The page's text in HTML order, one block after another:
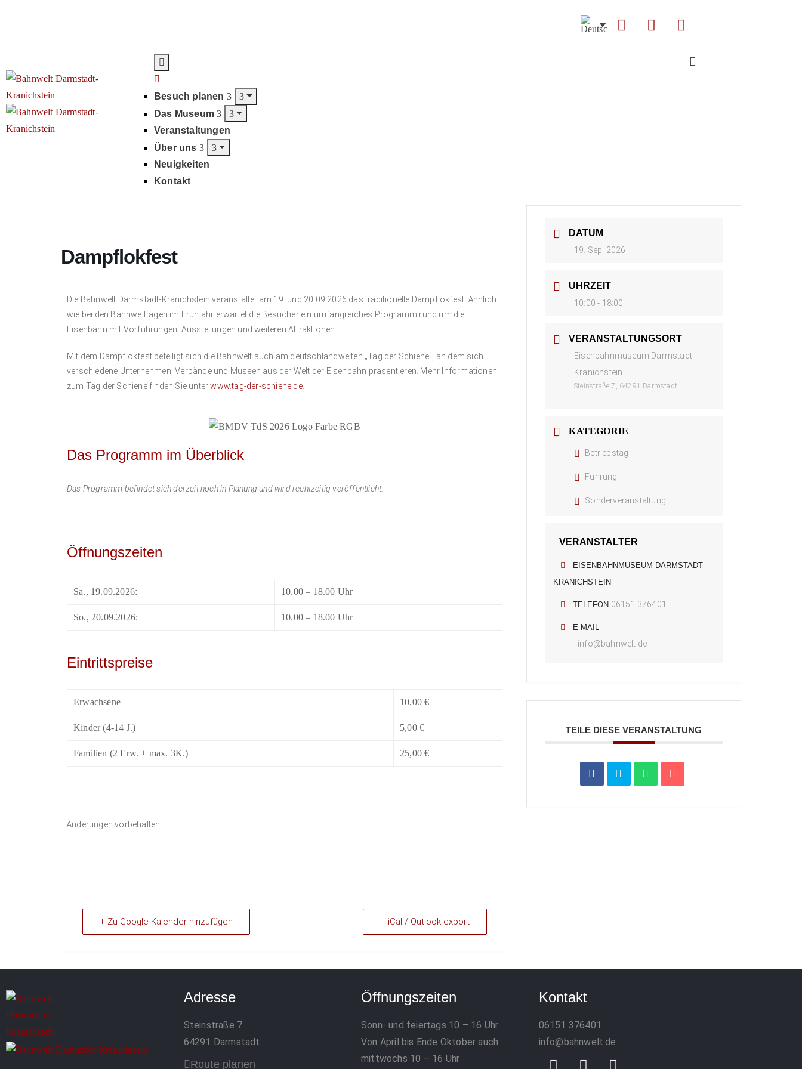
Besuch planen
Das Museum
Veranstaltungen
Über uns
Neuigkeiten
Kontakt
Dampflokfest
Die Bahnwelt Darmstadt-Kranichstein veranstaltet am 19. und 20.09.2026 das traditionelle Dampflokfest. Ähnlich
wie bei den Bahnwelttagen im Frühjahr erwartet die Besucher ein umfangreiches Programm rund um die
Eisenbahn mit Vorführungen, Ausstellungen und weiteren Attraktionen.
Mit dem Dampflokfest beteiligt sich die Bahnwelt auch am deutschlandweiten „Tag der Schiene“, an dem sich
verschiedene Unternehmen, Verbände und Museen aus der Welt der Eisenbahn präsentieren. Mehr Informationen
zum Tag der Schiene finden Sie unterwww.tag-der-schiene.de.
Das Programm im Überblick
Das Programm befindet sich derzeit noch in Planung und wird rechtzeitig veröffentlicht.
Öffnungszeiten
Sa., 19.09.2026: 10.00 – 18.00 Uhr
So., 20.09.2026: 10.00 – 18.00 Uhr
Eintrittspreise
Erwachsene 10,00 €
Kinder (4-14 J.) 5,00 €
Familien (2 Erw. + max. 3K.) 25,00 €
Änderungen vorbehalten.
+ Zu Google Kalender hinzufügen + iCal / Outlook export
DATUM
19. Sep. 2026
UHRZEIT
10:00 - 18:00
VERANSTALTUNGSORT
Eisenbahnmuseum Darmstadt-
Kranichstein
Steinstraße 7, 64291 Darmstadt
KATEGORIE
Betriebstag
Führung
Sonderveranstaltung
VERANSTALTER
EISENBAHNMUSEUM DARMSTADT-
KRANICHSTEIN
TELEFON 06151 376401
E-MAIL
info@bahnwelt.de
TEILE DIESE VERANSTALTUNG
Adresse
Steinstraße 7
64291 Darmstadt
Route planen
Öffnungszeiten
Sonn- und feiertags 10 – 16 Uhr
Von April bis Ende Oktober auch
mittwochs 10 – 16 Uhr
Kontakt
06151 376401
info@bahnwelt.de